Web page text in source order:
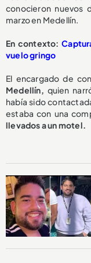
conocieron nuevos
marzo en Medellín.
En contexto:
vuelo gringo
El encargado de
Medellín, quien
había sido
estaba con una
llevados a un motel.